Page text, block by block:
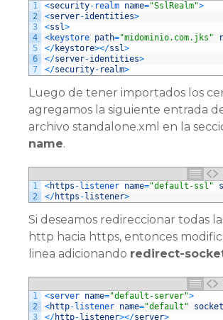
1
2
3
4
5
6
7
<security- realm name="SslRealm">
<server-identities>
<ssl>
<keystore path="midominio.com.jks"
</keystore></ssl>
</server-identities>
</security- realm>
Luego de tener importados los
agregamos la siguiente entrada
archivo standalone.xml en la
name.
1
2
<https - listener name="default-ssl"
</https - listener>
Si deseamos redireccionar todas
http hacia https, entonces
linea adicionando redirect-
1
2
3
<server name="default-server">
<http- listener name="default" socket
</http- listener></server>